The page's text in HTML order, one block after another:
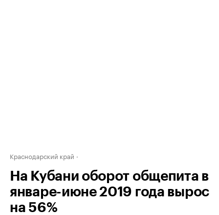
Краснодарский край
На Кубани оборот общепита в
январе-июне 2019 года вырос
на 56%